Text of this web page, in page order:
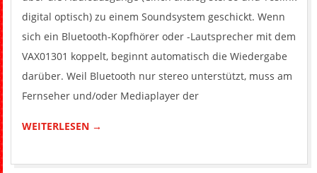
digital optisch) zu einem Soundsystem geschickt. Wenn
sich ein Bluetooth-Kopfhörer oder -Lautsprecher mit dem
VAX01301 koppelt, beginnt automatisch die Wiedergabe
darüber. Weil Bluetooth nur stereo unterstützt, muss am
Fernseher und/oder Mediaplayer der
WEITERLESEN →